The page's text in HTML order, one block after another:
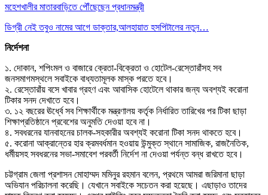
মহেশখালীর মাতারবাড়িতে পৌঁছেছেন প্রধানমন্ত্রী
ডিগ্রী নেই তবুও নামের আগে ডাক্তার,আলহায়াত হসপিটালের নতুন…
নির্দেশনা
১. দোকান, শপিংমল ও বাজারে ক্রেতা-বিক্রেতা ও হোটেল-রেস্তোরাঁসহ সব
জনসমাগমস্থলে সবাইকে বাধ্যতামূলক মাস্ক পরতে হবে।
২. রেস্তোরাঁয় বসে খাবার গ্রহণ এবং আবাসিক হোটেলে থাকার জন্য অবশ্যই করোনা
টিকার সনদ দেখাতে হবে।
৩. ১২ বছরের ঊর্ধ্বে সব শিক্ষার্থীকে মন্ত্রণালয় কর্তৃক নির্ধারিত তারিখের পর টিকা ছাড়া
শিক্ষাপ্রতিষ্ঠানে প্রবেশের অনুমতি দেওয়া হবে না।
৪. সবধরনের যানবাহনের চালক-সহকারীর অবশ্যই করোনা টিকা সনদ থাকতে হবে।
৫. করোনা আক্রান্তের হার ক্রমবর্ধমান হওয়ায় উন্মুক্ত স্থানে সামাজিক, রাজনৈতিক,
ধর্মীয়সহ সবধরনের সভা-সমাবেশ পরবর্তী নির্দেশ না দেওয়া পর্যন্ত বন্ধ রাখতে হবে।
চট্টগ্রাম জেলা প্রশাসন মোহাম্মদ মমিনুর রহমান বলেন, প্রথমে আমরা জরিমানা ছাড়া
অভিযান পরিচালনা করেছি। যেখানে সবাইকে সচেতন করা হয়েছে। এছাড়াও তাদের